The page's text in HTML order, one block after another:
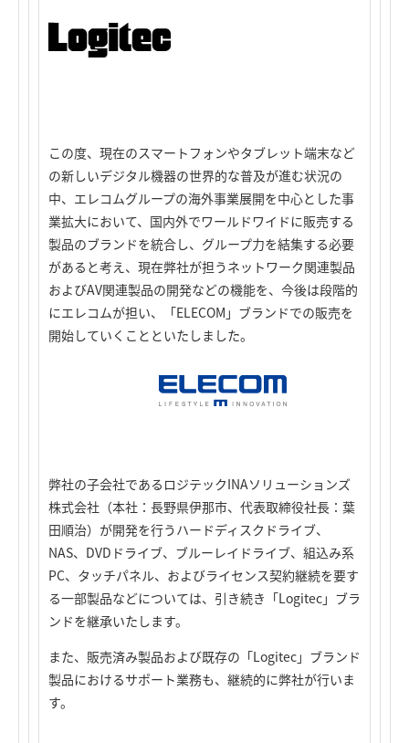
この度、現在のスマートフォンやタブレット端末など
の新しいデジタル機器の世界的な普及が進む状況の
中、エレコムグループの海外事業展開を中心とした事
業拡大において、国内外でワールドワイドに販売する
製品のブランドを統合し、グループ力を結集する必要
があると考え、現在弊社が担うネットワーク関連製品
およびAV関連製品の開発などの機能を、今後は段階的
にエレコムが担い、「ELECOM」ブランドでの販売を
開始していくことといたしました。
弊社の子会社であるロジテックINAソリューションズ
株式会社（本社：長野県伊那市、代表取締役社長：葉
田順治）が開発を行うハードディスクドライブ、
NAS、DVDドライブ、ブルーレイドライブ、組込み系
PC、タッチパネル、およびライセンス契約継続を要す
る一部製品などについては、引き続き「Logitec」ブラ
ンドを継承いたします。
また、販売済み製品および既存の「Logitec」ブランド
製品におけるサポート業務も、継続的に弊社が行いま
す。